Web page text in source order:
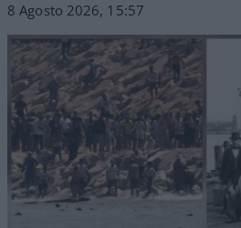
8 Agosto 2026, 15:57